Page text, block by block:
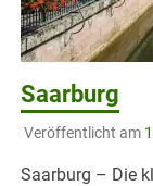
Saarburg
Veröffentlicht am
Saarburg – Die